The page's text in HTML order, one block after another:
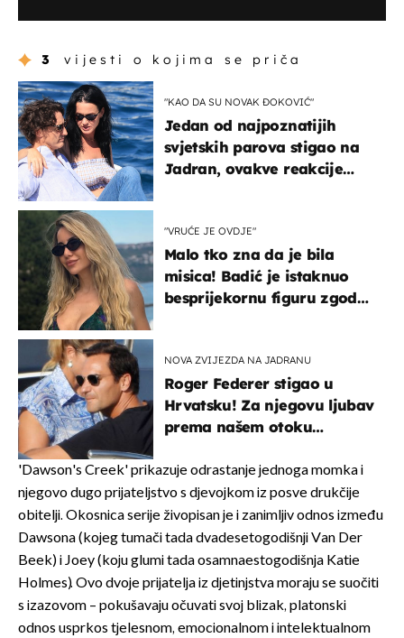
3 vijesti o kojima se priča
"KAO DA SU NOVAK ĐOKOVIĆ"
Jedan od najpoznatijih
svjetskih parova stigao na
Jadran, ovakve reakcije
"VRUĆE JE OVDJE"
Malo tko zna da je bila
misica! Badić je istaknuo
besprijekornu figuru zgodne
NOVA ZVIJEZDA NA JADRANU
Roger Federer stigao u
Hrvatsku! Za njegovu ljubav
prema našem otoku
Hrvat
'Dawson's Creek' prikazuje odrastanje jednoga momka i
njegovo dugo prijateljstvo s djevojkom iz posve drukčije
obitelji. Okosnica serije živopisan je i zanimljiv odnos između
Dawsona (kojeg tumači tada dvadesetogodišnji Van Der
Beek) i Joey (koju glumi tada osamnaestogodišnja Katie
Holmes). Ovo dvoje prijatelja iz djetinjstva moraju se suočiti
s izazovom – pokušavaju očuvati svoj blizak, platonski
odnos usprkos tjelesnom, emocionalnom i intelektualnom